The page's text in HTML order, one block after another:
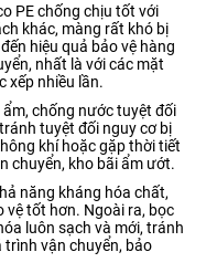
PE chống chịu tốt với
khác, màng rất khó bị
hiệu quả bảo vệ hàng
nhất là với các mặt
xếp nhiều lần.
chống nước tuyệt đối
tuyệt đối nguy cơ bị
khí hoặc gặp thời tiết
chuyển, kho bãi ẩm ướt.
năng kháng hóa chất,
vệ tốt hơn. Ngoài ra, bọc
luôn sạch và mới, tránh
trình vận chuyển, bảo